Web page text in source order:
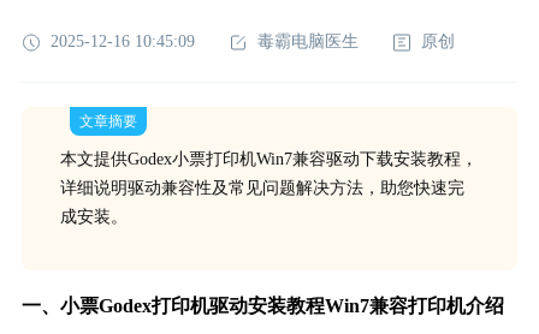
2025-12-16 10:45:09 毒霸电脑医生 原创
文章摘要
本文提供Godex小票打印机Win7兼容驱动下载安装教程，
详细说明驱动兼容性及常见问题解决方法，助您快速完
成安装。
一、小票Godex打印机驱动安装教程Win7兼容打印机介绍